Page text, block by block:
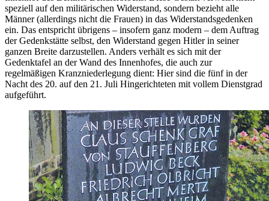
Standortkommandatur Berlin
Inder StandortkommandanturinBerlin liefen die Fäden des
Umsturzversuchs zusammen; der Standortkommandant,
Generalleutnant Paul von Hase,warspäter einer der ersten, die vom
Volksgerichtshof verurteilt und hingerichtet wurde. Das Gebäude
der Stadtkommandantur ist im Krieg zerstört und erst inden letzten
Jahren von der Bertelsmann-Gruppe als ihre Hauptstadtrepräsentanz
mit der ursprünglichen Fassade wiedererrichtet worden. Aber auch
Offiziere sollten sichinder Nähe des Bendlerblocks bereithalten, bis
es losging, darunter der erst vor Kurzem gestorbene, damals 22-
jährige Leutnant Ewald-Heinrich von Kleist. Sie saßen im Hotel
Esplanade, unweit des Bendlerblocks. Der Saal des Hotels ist
erhalten und heute Teil des Sony Centers am Potsdamer Platz. Im
Untergeschoss findet sich eine Tafel, die dieses Geschehen
beschreibt, aber leider ist sie faktisch unrichtig: Natürlich hat nicht
Stauffenberg selbst hier gewartet. Eine weitere Ausnahme findet